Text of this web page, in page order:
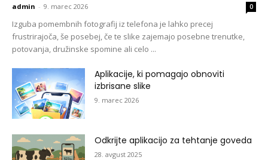
admin - 9. marec 2026 0
Izguba pomembnih fotografij iz telefona je lahko precej
frustrirajoča, še posebej, če te slike zajemajo posebne trenutke,
potovanja, družinske spomine ali celo ...
Aplikacije, ki pomagajo obnoviti
izbrisane slike
9. marec 2026
Odkrijte aplikacijo za tehtanje goveda
28. avgust 2025